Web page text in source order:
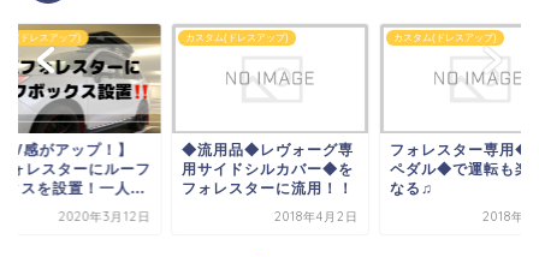
ム(ドレスアップ)
感がアップ！】
ォレスターにルーフ
クスを設置！一人...
2020年3月12日
カスタム(ドレスアップ)
◆流用品◆レヴォーグ専
用サイドシルカバー◆を
フォレスターに流用！！
2018年4月2日
カスタム(ドレスアップ)
フォレスター専用
ペダル◆で運転も楽
なる♫
2018年4